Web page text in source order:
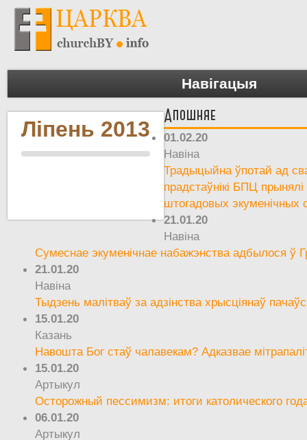
Навігацыя
Ліпень 2013
Апошняе
01.02.20
Навіна
Традыцыйна ўпотай ад
прадстаўнікі БПЦ
штогадовых экуменічных
21.01.20
Навіна
Сумеснае экуменічнае набажэнства адбылося ў
21.01.20
Навіна
Тыдзень малітваў за адзінства хрысціянаў
15.01.20
Казань
Навошта Бог стаў чалавекам? Адказвае
15.01.20
Артыкул
Осторожный пессимизм: итоги католического
06.01.20
Артыкул